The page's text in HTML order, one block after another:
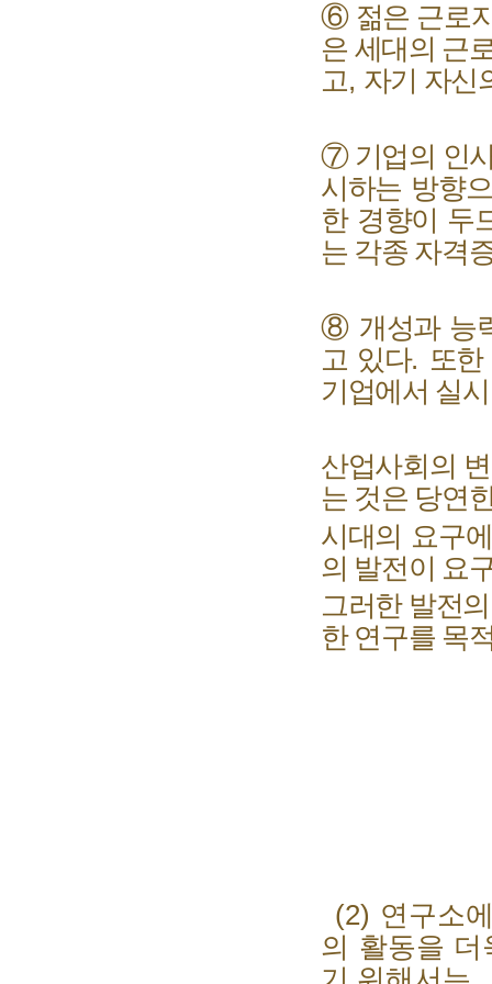
⑥ 젊은 근로
은 세대의 근
고, 자기 자신
⑦ 기업의 인
시하는 방향
한 경향이 두
는 각종 자격
⑧ 개성과 능
고 있다. 또
기업에서 실
산업사회의
는 것은 당연
시대의 요구
의 발전이 요
그러한 발전
한 연구를 목
(2) 연구소
의 활동을 더